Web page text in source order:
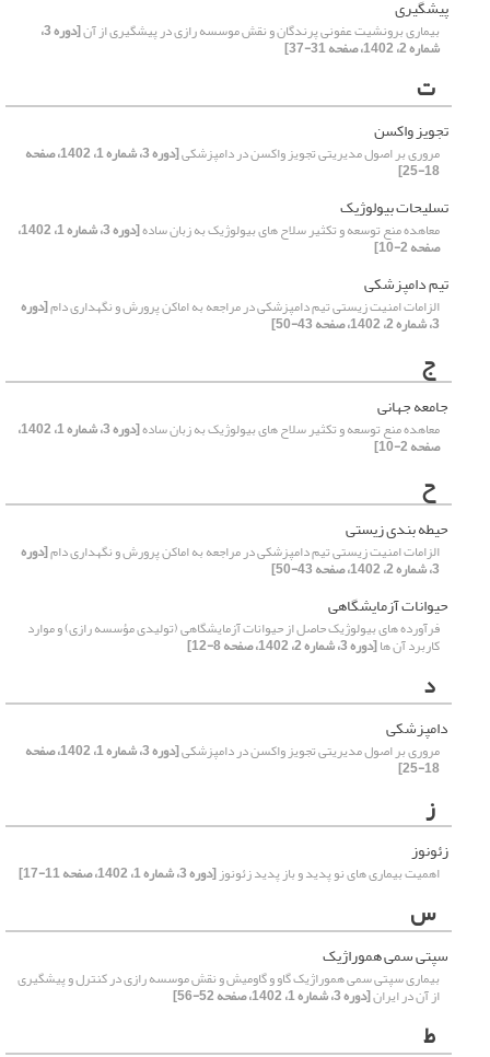
پیشگیری
بیماری برونشیت عفونی پرندگان و نقش موسسه رازی در پیشگیری از آن [دوره 3،
شماره 2، 1402، صفحه 31-37]
ت
تجویز واکسن
مروری بر اصول مدیریتی تجویز واکسن در دامپزشکی [دوره 3، شماره 1، 1402، صفحه
18-25]
تسلیحات بیولوژیک
معاهده منع توسعه و تکثیر سلاح های بیولوژیک به زبان ساده [دوره 3، شماره 1، 1402،
صفحه 2-10]
تیم دامپزشکی
الزامات امنیت زیستی تیم دامپزشکی در مراجعه به اماکن پرورش و نگهداری دام[دوره
3، شماره 2، 1402، صفحه 43-50]
ج
جامعه جهانی
معاهده منع توسعه و تکثیر سلاح های بیولوژیک به زبان ساده [دوره 3، شماره 1، 1402،
صفحه 2-10]
ح
حیطه بندی زیستی
الزامات امنیت زیستی تیم دامپزشکی در مراجعه به اماکن پرورش و نگهداری دام[دوره
3، شماره 2، 1402، صفحه 43-50]
حیوانات آزمایشگاهی
فرآورده های بیولوژیک حاصل از حیوانات آزمایشگاهی (تولیدی مؤسسه رازی) و موارد
کاربرد آن ها[دوره 3، شماره 2، 1402، صفحه 8-12]
د
دامپزشکی
مروری بر اصول مدیریتی تجویز واکسن در دامپزشکی [دوره 3، شماره 1، 1402، صفحه
18-25]
ز
زئونوز
اهمیت بیماری های نو پدید و باز پدید زئونوز[دوره 3، شماره 1، 1402، صفحه 11-17]
س
سپتی سمی هموراژیک
بیماری سپتی سمی هموراژیک گاو و گاومیش و نقش موسسه رازی در کنترل و پیشگیری
از آن در ایران[دوره 3، شماره 1، 1402، صفحه 52-56]
ط